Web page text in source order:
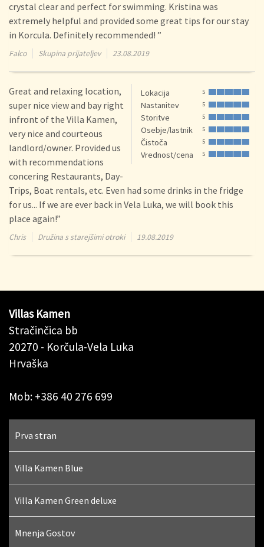
crystal clear and perfect for swimming. Kristina was
extremely helpful and provided some great tips for our stay
in Korcula. Definitely recommended! ”
Falco Skupina prijateljev 23.08.2019
Lokacija 5
Nastanitev 5
Storitve 5
Osebje/lastnik 5
Čistoča 5
Vrednost/cena 5
Great and relaxing location,
super nice view and bay right
infront of the Villa Kamen,
very nice and courteous
landlord/owner. Provided us
with recommendations
concering Restaurants, Day-
Trips, Boat rentals, etc. Even had some drinks in the fridge
for us... If we are ever back in Vela Luka, we will book this
place again!”
Chris Družina s starejšimi otroki 19.08.2019
Villas Kamen
Stračinčica bb
20270 - Korčula-Vela Luka
Hrvaška
Mob: +386 40 276 699
Prva stran
Villa Kamen Blue
Villa Kamen Green deluxe
Mnenja Gostov